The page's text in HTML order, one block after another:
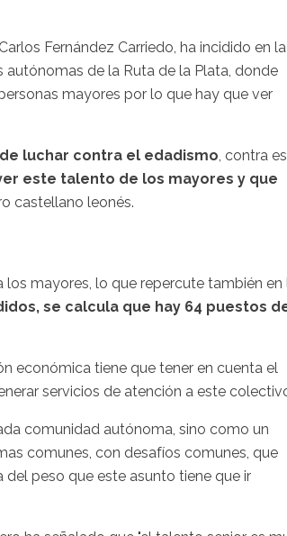
Fernández Carriedo, ha incidido en la
de la Ruta de la Plata, donde
mayores por lo que hay que ver
luchar contra el edadismo, contra
este talento de los mayores y que
castellano leonés.
los mayores, lo que repercute también en
se calcula que hay 64 puestos
económica tiene que tener en cuenta el
servicios de atención a este
comunidad autónoma, sino como un
comunes, con desafíos comunes, que
peso que este asunto tiene que ir